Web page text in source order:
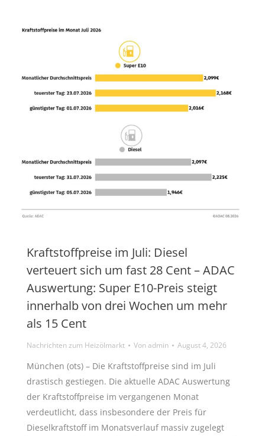
Kraftstoffpreise im Juli: Diesel
verteuert sich um fast 28 Cent – ADAC
Auswertung: Super E10-Preis steigt
innerhalb von drei Wochen um mehr
als 15 Cent
Nachrichten zum Heizölmarkt Vonadmin August 4, 2026
München (ots) – Die Kraftstoffpreise sind im Juli
drastisch gestiegen. Die aktuelle ADAC Auswertung
der Kraftstoffpreise im vergangenen Monat
verdeutlicht, dass insbesondere der Preis für
Dieselkraftstoff im Monatsverlauf massiv zugelegt